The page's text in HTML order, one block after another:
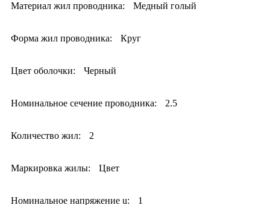
Материал жил проводника: Медный голый
Форма жил проводника: Круг
Цвет оболочки: Черный
Номинальное сечение проводника: 2.5
Количество жил: 2
Маркировка жилы: Цвет
Номинальное напряжение u: 1